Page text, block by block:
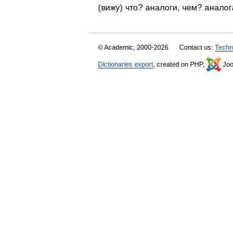
(вижу) что? аналоги, чем?
© Academic, 2000-2026 Contact us:
Dictionaries export , created on PHP,